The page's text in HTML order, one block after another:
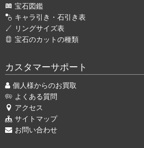
宝石図鑑
キャラ引き・石引き表
リングサイズ表
宝石のカットの種類
カスタマーサポート
個人様からのお買取
よくある質問
アクセス
サイトマップ
お問い合わせ